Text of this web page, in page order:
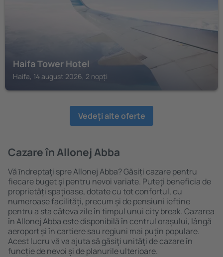
Haifa Tower Hotel
Haifa, 14 august 2026, 2 nopți
Vedeţi alte oferte
Cazare în Allonej Abba
Vă ȋndreptaţi spre Allonej Abba? Găsiți cazare pentru
fiecare buget şi pentru nevoi variate. Puteți beneficia de
proprietăți spațioase, dotate cu tot confortul, cu
numeroase facilități, precum și de pensiuni ieftine
pentru a sta câteva zile în timpul unui city break. Cazarea
în Allonej Abba este disponibilă în centrul orașului, lângă
aeroport și în cartiere sau regiuni mai puțin populare.
Acest lucru vă va ajuta să găsiţi unităţi de cazare în
funcție de nevoi și de planurile ulterioare.